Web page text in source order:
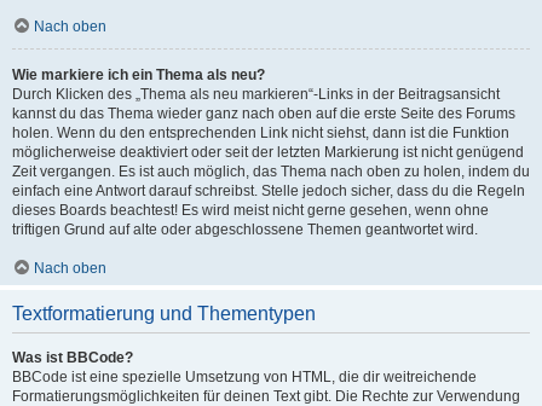
Nach oben
Wie markiere ich ein Thema als neu?
Durch Klicken des „Thema als neu markieren“-Links in der Beitragsansicht
kannst du das Thema wieder ganz nach oben auf die erste Seite des Forums
holen. Wenn du den entsprechenden Link nicht siehst, dann ist die Funktion
möglicherweise deaktiviert oder seit der letzten Markierung ist nicht genügend
Zeit vergangen. Es ist auch möglich, das Thema nach oben zu holen, indem du
einfach eine Antwort darauf schreibst. Stelle jedoch sicher, dass du die Regeln
dieses Boards beachtest! Es wird meist nicht gerne gesehen, wenn ohne
triftigen Grund auf alte oder abgeschlossene Themen geantwortet wird.
Nach oben
Textformatierung und Thementypen
Was ist BBCode?
BBCode ist eine spezielle Umsetzung von HTML, die dir weitreichende
Formatierungsmöglichkeiten für deinen Text gibt. Die Rechte zur Verwendung